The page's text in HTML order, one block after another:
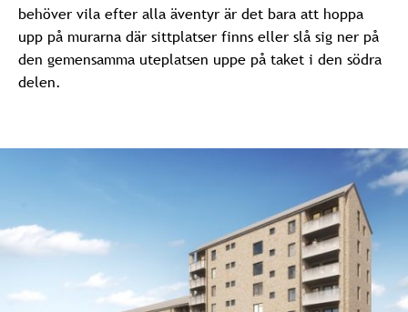
behöver vila efter alla äventyr är det bara att hoppa
upp på murarna där sittplatser finns eller slå sig ner på
den gemensamma uteplatsen uppe på taket i den södra
delen.